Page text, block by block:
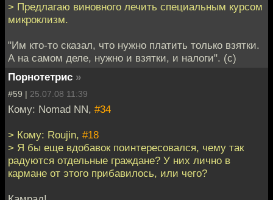
> Предлагаю виновного лечить специальным курсом
микроклизм.
"Им кто-то сказал, что нужно платить только взятки.
А на самом деле, нужно и взятки, и налоги". (с)
Порнотетрис »
#59 | 25.07.08 11:39
Кому: Nomad NN, #34
> Кому: Roujin, #18
> Я бы еще вдобавок поинтересовался, чему так
радуются отдельные граждане? У них лично в
кармане от этого прибавилось, или чего?